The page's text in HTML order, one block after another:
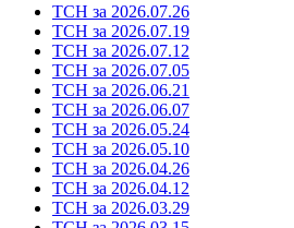
ТСН за 2026.07.26
ТСН за 2026.07.19
ТСН за 2026.07.12
ТСН за 2026.07.05
ТСН за 2026.06.21
ТСН за 2026.06.07
ТСН за 2026.05.24
ТСН за 2026.05.10
ТСН за 2026.04.26
ТСН за 2026.04.12
ТСН за 2026.03.29